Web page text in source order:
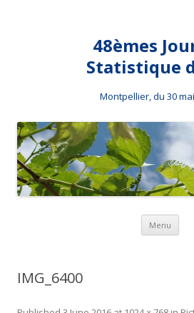
48èmes
Statistique
Montpellier, du 30
Menu
IMG_6400